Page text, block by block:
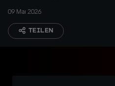
09 Mai 2026
TEILEN